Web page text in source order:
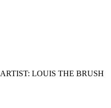
ARTIST: LOUIS THE BRUSH